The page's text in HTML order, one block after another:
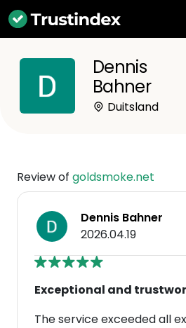
Dennis
Bahner
Duitsland
Review of goldsmoke.net
Dennis Bahner
2026.04.19
Exceptional and
The service exceeded all